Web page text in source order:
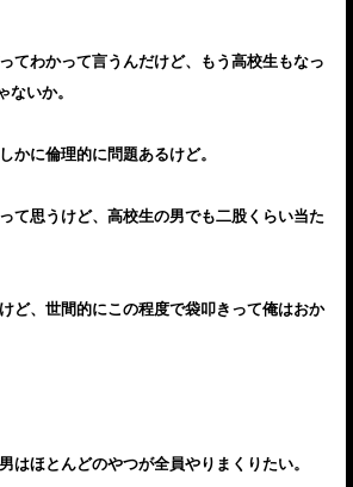
てわかって言うんだけど、もう高校生もなっ
ないか。
かに倫理的に問題あるけど。
て思うけど、高校生の男でも二股くらい当た
ど、世間的にこの程度で袋叩きって俺はおか
はほとんどのやつが全員やりまくりたい。